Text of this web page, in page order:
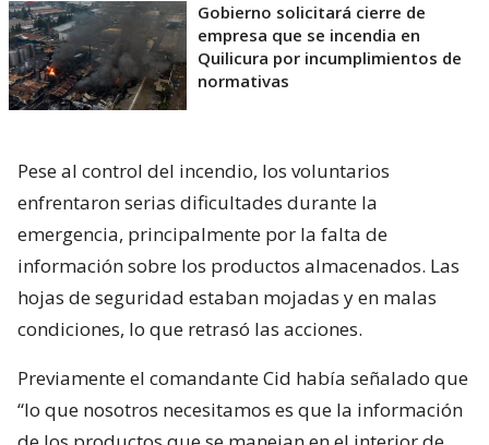
Gobierno solicitará cierre de
empresa que se incendia en
Quilicura por incumplimientos de
normativas
Pese al control del incendio, los voluntarios
enfrentaron serias dificultades durante la
emergencia, principalmente por la falta de
información sobre los productos almacenados. Las
hojas de seguridad estaban mojadas y en malas
condiciones, lo que retrasó las acciones.
Previamente el comandante Cid había señalado que
“lo que nosotros necesitamos es que la información